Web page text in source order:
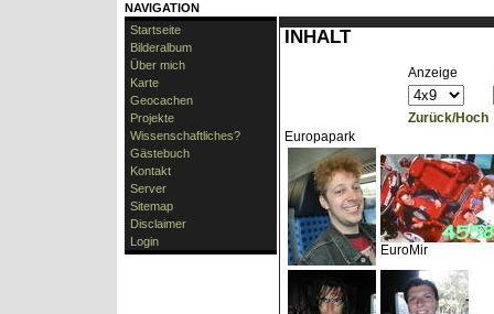
NAVIGATION
Startseite
Bilderalbum
Über mich
Karte
Geocachen
Projekte
Wissenschaftliches?
Gästebuch
Kontakt
Server
Sitemap
Disclaimer
Login
INHALT
Anzeige
Zurück/Hoch
Europapark
EuroMir